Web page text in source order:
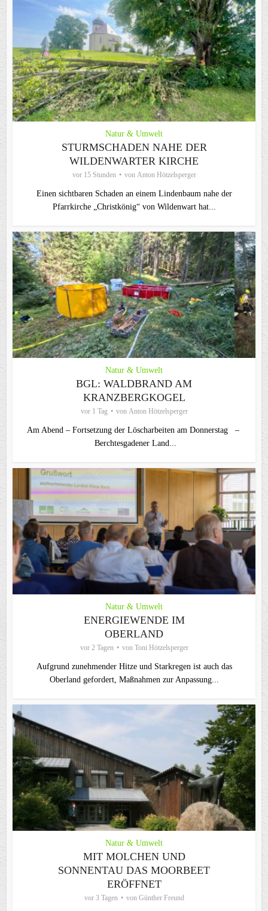
Natur & Umwelt
STURMSCHADEN NAHE DER
WILDENWARTER KIRCHE
vor 15 Stunden von Anton Hötzelsperger
Einen sichtbaren Schaden an einem Lindenbaum nahe der
Pfarrkirche „Christkönig“ von Wildenwart hat...
Natur & Umwelt
BGL: WALDBRAND AM
KRANZBERGKOGEL
vor 1 Tag von Anton Hötzelsperger
Am Abend – Fortsetzung der Löscharbeiten am Donnerstag –
Berchtesgadener Land...
Natur & Umwelt
ENERGIEWENDE IM
OBERLAND
vor 2 Tagen von Toni Hötzelsperger
Aufgrund zunehmender Hitze und Starkregen ist auch das
Oberland gefordert, Maßnahmen zur Anpassung...
Natur & Umwelt
MIT MOLCHEN UND
SONNENTAU DAS MOORBEET
ERÖFFNET
vor 3 Tagen von Günther Freund